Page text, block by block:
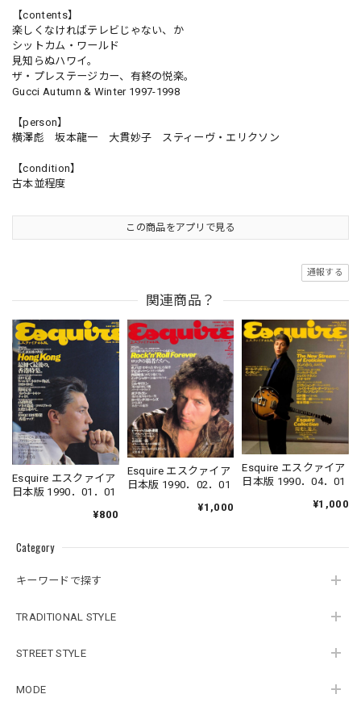
Category
キーワードで探す
TRADITIONAL STYLE
STREET STYLE
MODE
【contents】
楽しくなければテレビじゃない、か
シットカム・ワールド
見知らぬハワイ。
ザ・プレステージカー、有終の悦楽。
Gucci Autumn & Winter 1997-1998
【person】
横澤彪 坂本龍一 大貫妙子 スティーヴ・エリクソン
【condition】
古本並程度
この商品をアプリで見る
通報する
関連商品？
Esquire エスクァイア
日本版 1990．01．01
¥800
Esquire エスクァイア
日本版 1990．02．01
¥1,000
Esquire エスクァイア
日本版 1990．04．01
¥1,000